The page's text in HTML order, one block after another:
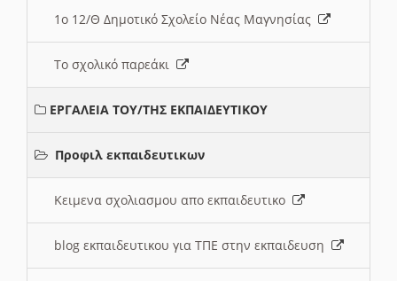
1ο 12/Θ Δημοτικό Σχολείο Νέας Μαγνησίας
Το σχολικό παρεάκι
ΕΡΓΑΛΕΙΑ ΤΟΥ/ΤΗΣ ΕΚΠΑΙΔΕΥΤΙΚΟΥ
Προφιλ εκπαιδευτικων
Κειμενα σχολιασμου απο εκπαιδευτικο
blog εκπαιδευτικου για ΤΠΕ στην εκπαιδευση